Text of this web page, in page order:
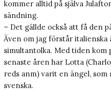
kommer alltid på själva
sändning.
– Det gällde också att få den
Även om jag förstår
simultantolka. Med tiden kom
senaste åren har Lotta
reds anm) varit en ängel,
svenska.